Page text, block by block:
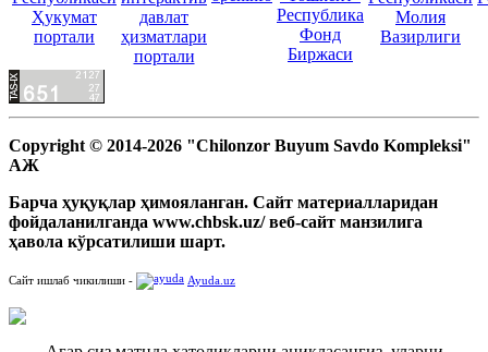
Copyright © 2014-2026 "Chilonzor Buyum Savdo Kompleksi"
АЖ
Барча ҳуқуқлар ҳимояланган. Сайт материалларидан
фойдаланилганда www.chbsk.uz/ веб-сайт манзилига
ҳавола кўрсатилиши шарт.
Сайт ишлаб чикилиши - Ayuda.uz